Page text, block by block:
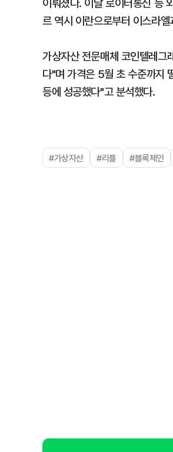
르 역시 이란으로부터 이스라
가상자산 전문매체 코인텔레그
다"며 가격은 5월 초 수준까지
등에 성공했다"고 분석했다.
#가상자산 #리플 #블록체인